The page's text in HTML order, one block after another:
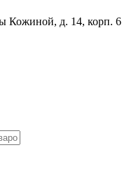
Кожиной, д. 14, корп. 6